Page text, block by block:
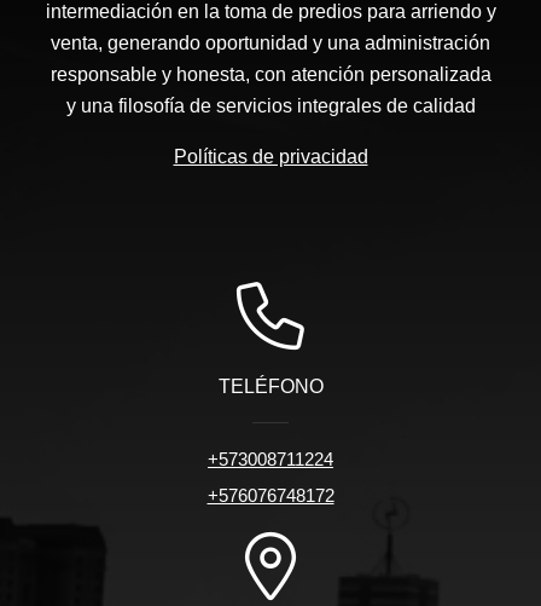
intermediación en la toma de predios para arriendo y
venta, generando oportunidad y una administración
responsable y honesta, con atención personalizada
y una filosofía de servicios integrales de calidad
Políticas de privacidad
TELÉFONO
+573008711224
+576076748172